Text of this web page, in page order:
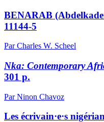
BENARAB
11144-5
Par Charles W. Scheel
Nka: Contemporary
301 p.
Par Ninon Chavoz
Les écrivain·e·s